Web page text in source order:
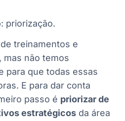
priorização.
treinamentos e
mas não temos
para que todas essas
E para dar conta
passo é priorizar de
estratégicos da área